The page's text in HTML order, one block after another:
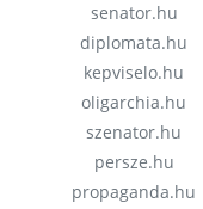
senator.hu
diplomata.hu
kepviselo.hu
oligarchia.hu
szenator.hu
persze.hu
propaganda.hu